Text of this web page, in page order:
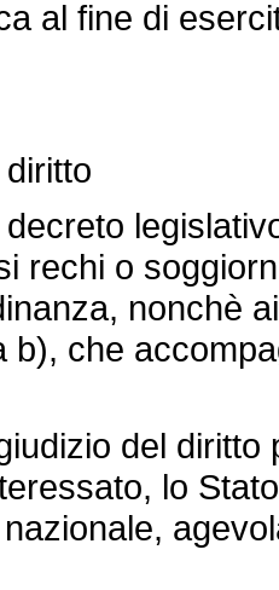
al fine di
rechi o
nonchè
b), che
del diritto
lo